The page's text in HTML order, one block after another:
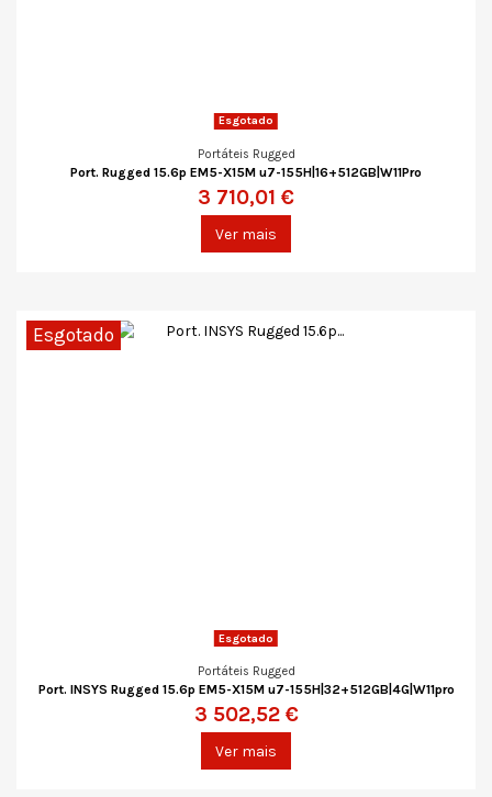
Esgotado
Portáteis Rugged
Port. Rugged 15.6p EM5-X15M u7-155H|16+512GB|W11Pro
3 710,01 €
Ver mais
Esgotado
Esgotado
Portáteis Rugged
Port. INSYS Rugged 15.6p EM5-X15M u7-155H|32+512GB|4G|W11pro
3 502,52 €
Ver mais